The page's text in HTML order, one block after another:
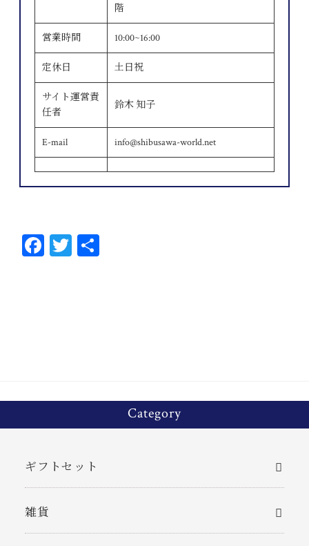
階
営業時間 10:00~16:00
定休日 土日祝
サイト運営責
任者
鈴木 知子
E-mail info@shibusawa-world.net
Fa T
Category
ギフトセット
雑貨